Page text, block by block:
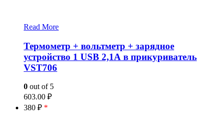
Read More
Термометр + вольтметр + зарядное
устройство 1 USB 2,1А в прикуриватель
VST706
0 out of 5
603.00 ₽
380 ₽ *